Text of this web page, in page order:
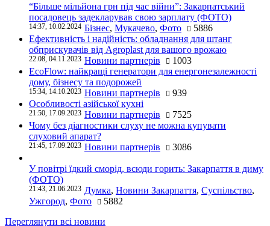
“Більше мільйона грн під час війни”: Закарпатський
посадовець задекларував свою зарплату (ФОТО)
14:37, 10.02.2024 Бізнес, Мукачево, Фото
5886
Ефективність і надійність: обладнання для штанг
обприскувачів від Agroplast для вашого врожаю
22:08, 04.11.2023 Новини партнерів
1003
EcoFlow: найкращі генератори для енергонезалежності
дому, бізнесу та подорожей
15:34, 14.10.2023 Новини партнерів
939
Особливості азійської кухні
21:50, 17.09.2023 Новини партнерів
7525
Чому без діагностики слуху не можна купувати
слуховий апарат?
21:45, 17.09.2023 Новини партнерів 3086
У повітрі їдкий сморід, всюди горить: Закарпаття в диму
(ФОТО)
21:43, 21.06.2023 Думка, Новини Закарпаття, Суспільство,
Ужгород, Фото
5882
Переглянути всі новини